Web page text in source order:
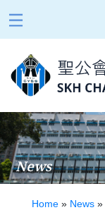
News
Home » News »